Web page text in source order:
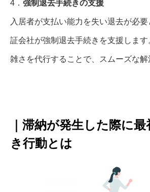
4． 強制退去手続きの支援
入居者が支払い能力を失い退去が必
証会社が強制退去手続きを支援しま
雑さを代行することで、スムーズな解
｜滞納が発生した際に
き行動とは